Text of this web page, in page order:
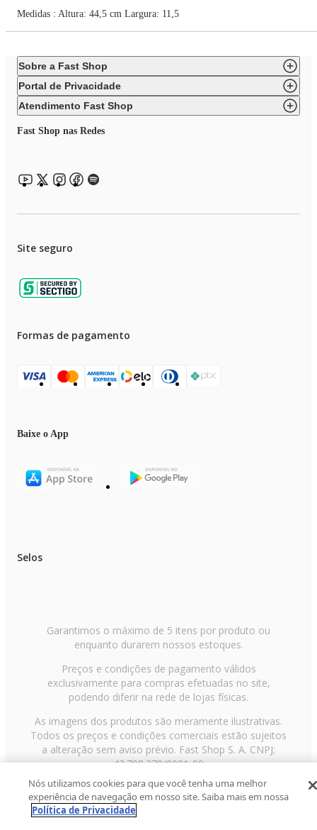
Medidas : Altura: 44,5 cm Largura: 11,5
Sobre a Fast Shop
Portal de Privacidade
Atendimento Fast Shop
Fast Shop nas Redes
Site seguro
Formas de pagamento
Baixe o App
Selos
Garantimos o máximo de 5 itens por produto ou
enquanto durarem nossos estoques.
Preços e condições de pagamento válidos
exclusivamente para compras efetuadas no site,
podendo diferir na rede de lojas físicas.
As imagens dos produtos são meramente ilustrativas.
Todos os preços e condições comerciais estão sujeitos
a alteração sem aviso prévio. Fast Shop S. A. CNPJ:
43.708.379/0001-00
Avenida Zaki Narchi, nº 1650, sobreloja, Carandiru, São
Paulo/SP, CEP 02029-001, Telefone: 11 3003-3728 ©
2013 Fast Shop - Todos os direitos reservados
Nós utilizamos cookies para que você tenha uma melhor
experiência de navegação em nosso site. Saiba mais em nossa
Política de Privacidade